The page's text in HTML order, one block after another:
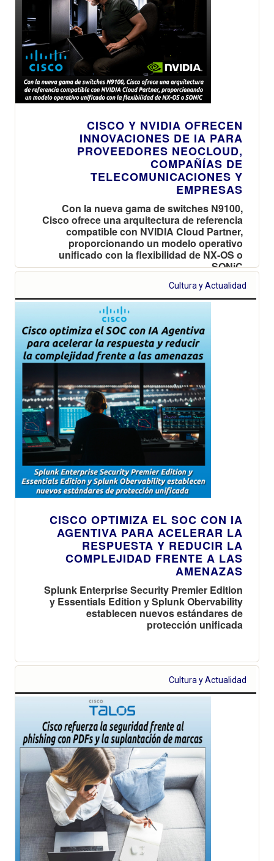
CISCO Y NVIDIA OFRECEN
INNOVACIONES DE IA PARA
PROVEEDORES NEOCLOUD,
COMPAÑÍAS DE
TELECOMUNICACIONES Y
EMPRESAS
Con la nueva gama de switches N9100,
Cisco ofrece una arquitectura de referencia
compatible con NVIDIA Cloud Partner,
proporcionando un modelo operativo
unificado con la flexibilidad de NX-OS o
SONiC
Cultura y Actualidad
CISCO OPTIMIZA EL SOC CON IA
AGENTIVA PARA ACELERAR LA
RESPUESTA Y REDUCIR LA
COMPLEJIDAD FRENTE A LAS
AMENAZAS
Splunk Enterprise Security Premier Edition
y Essentials Edition y Splunk Obervability
establecen nuevos estándares de
protección unificada
Cultura y Actualidad